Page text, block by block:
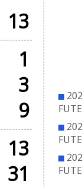
13
1
3
9
13
31